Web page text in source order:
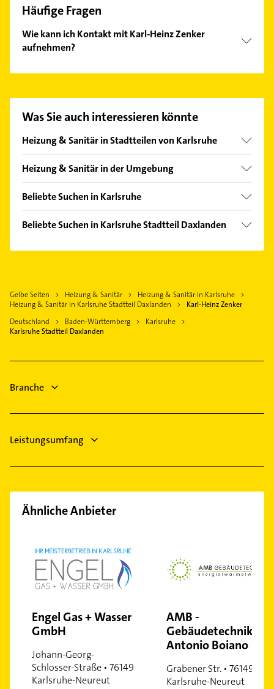
Häufige Fragen
Wie kann ich Kontakt mit Karl-Heinz Zenker
aufnehmen?
finden Sie alleKontaktdaten.
Was Sie auch interessieren könnte
Heizung & Sanitär in Stadtteilen von Karlsruhe
Beiertheim-Bulach
Durlach
Grünwettersbach
Grünwinkel
Knielingen
Mühlburg
Maxau
Oststadt
Stupferich
Wolfartsweier
Heizung & Sanitär in der Umgebung
Rheinstetten
Ettlingen
Waldbronn
Pfinztal
Rülzheim
Beliebte Suchen in Karlsruhe
Steuerberater
Ärztehaus
Arzt
Putzfrau
Beliebte Suchen in Karlsruhe Stadtteil Daxlanden
Physikalische Therapie
Krankengymnastik
Elektroinstallation
Gelbe Seiten Heizung & Sanitär
Heizung & Sanitär in Karlsruhe
Heizung & Sanitär in Karlsruhe Stadtteil Daxlanden
Karl-Heinz Zenker
Deutschland
Baden-Württemberg
Karlsruhe
Karlsruhe Stadtteil Daxlanden
Branche
Leistungsumfang
Ähnliche Anbieter
Engel Gas + Wasser
GmbH
Johann-Georg-
Schlosser-Straße • 76149
Karlsruhe-Neureut
AMB -
Gebäudetechnik -
Antonio Boiano
Grabener Str. • 76149
Karlsruhe-Neureut